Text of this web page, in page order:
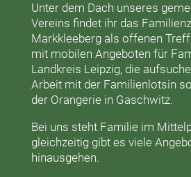
Unter dem Dach unseres
Vereins findet ihr das
Markkleebergals offenen
mit mobilen Angeboten für
Landkreis Leipzig, die
Arbeit mit der Familienlotsin
der Orangeriein Gaschwitz.
Bei uns steht Familie im
gleichzeitig gibt es viele
hinausgehen.